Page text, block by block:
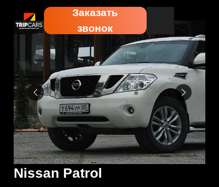
Заказать
Nissan Patrol
11 900 .-
Забронировать